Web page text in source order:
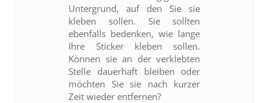
Untergrund, auf den Sie sie
kleben sollen. Sie sollten
ebenfalls bedenken, wie lange
Ihre Sticker kleben sollen.
Können sie an der verklebten
Stelle dauerhaft bleiben oder
möchten Sie sie nach kurzer
Zeit wieder entfernen?